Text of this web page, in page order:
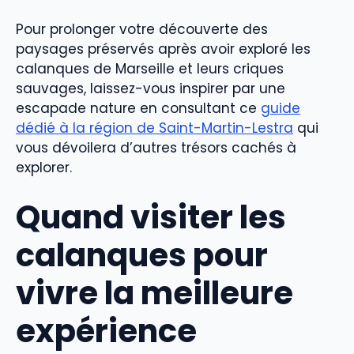
Pour prolonger votre découverte des
paysages préservés après avoir exploré les
calanques de Marseille et leurs criques
sauvages, laissez-vous inspirer par une
escapade nature en consultant ce guide
dédié à la région de Saint-Martin-Lestra qui
vous dévoilera d’autres trésors cachés à
explorer.
Quand visiter les
calanques pour
vivre la meilleure
expérience